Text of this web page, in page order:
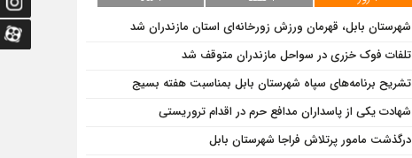
شهرستان بابل، قهرمان ورزش زورخانه‌ای استان مازندران شد
تلفات فوک خزری در سواحل مازندران متوقف شد
تشریح برنامه‌های سپاه شهرستان بابل بمناسبت هفته بسیج
شهادت یکی از پاسداران مدافع حرم در اقدام تروریستی
درگذشت مامور پرتلاش فراجا شهرستان بابل